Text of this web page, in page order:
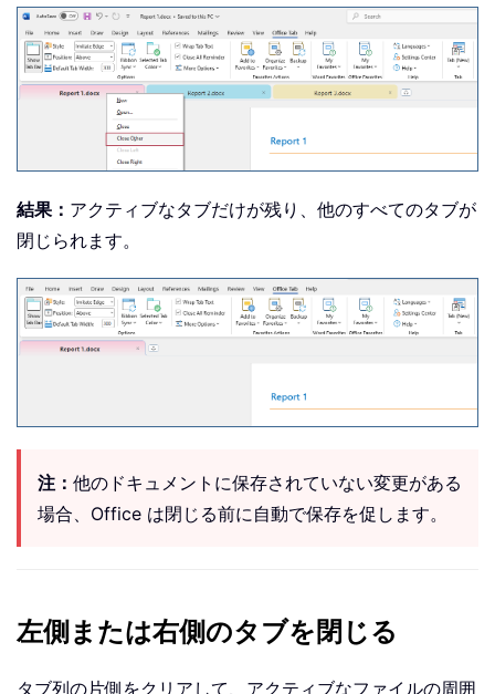
結果： アクティブなタブだけが残り、他のすべてのタブが
閉じられます。
注： 他のドキュメントに保存されていない変更がある
場合、Office は閉じる前に自動で保存を促します。
左側または右側のタブを閉じる
タブ列の片側をクリアして、アクティブなファイルの周囲